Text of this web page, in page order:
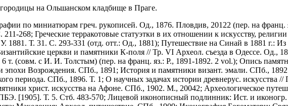
на Ольшанском кладбище в Праге.
по миниатюрам греч. рукописей. Од., 1876. Пловдив, 20122 (пер. на франц.
268; Греческие терракотовые статуэтки в их отношении к искусству,
1881. Т. 31. С. 293-331 (отд. отт.: Од., 1881); Путешествие на Синай в 1881 г.:
церкви и памятники К-поля // Тр. VI Археол. съезда в Одессе. Од.,
т. (совм. с И. И. Толстым) (пер. на франц. яз.: P., 1891-1892. 2 vol.); Опись
Возрождения. СПб., 1891; История и памятники визант. эмали. СПб.,
периода. СПб., 1896. Т. 1; О научных задачах истории древнерус.
христ. искусства на Афоне. СПб., 1902. М., 20042; Археологическое
[1905]. Т. 5. Стб. 483-570; Лицевой иконописный подлинник: Ист. и